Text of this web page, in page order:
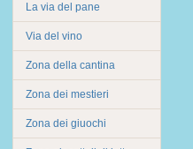
La via del pane
Via del vino
Zona della cantina
Zona dei mestieri
Zona dei giuochi